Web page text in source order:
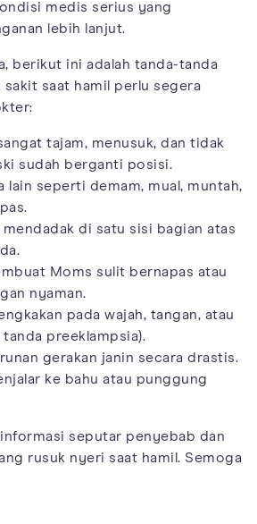
medis serius yang
lebih lanjut.
berikut ini adalah tanda-tanda
sakit saat hamil perlu segera
tajam, menusuk, dan tidak
sudah berganti posisi.
lain seperti demam, mual, muntah,
di satu sisi bagian atas
Moms sulit bernapas atau
nyaman.
pada wajah, tangan, atau
tanda preeklampsia).
gerakan janin secara drastis.
ke bahu atau punggung
seputar penyebab dan
rusuk nyeri saat hamil. Semoga